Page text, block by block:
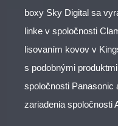
boxy Sky Digital sa
linke v spoločnosti
lisovaním kovov v
s podobnými
spoločnosti Panasonic
zariadenia spoločnosti